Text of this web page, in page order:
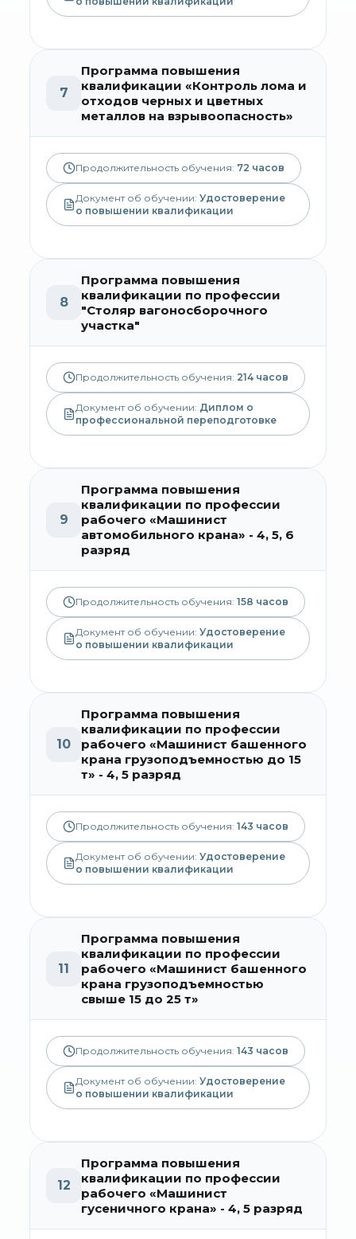
7
Программа повышения
квалификации «Контроль лома и
отходов черных и цветных
металлов на взрывоопасность»
Продолжительность обучения: 72 часов
Документ об обучении: Удостоверение
о повышении квалификации
8
Программа повышения
квалификации по профессии
"Столяр вагоносборочного
участка"
Продолжительность обучения: 214 часов
Документ об обучении: Диплом о
профессиональной переподготовке
9
Программа повышения
квалификации по профессии
рабочего «Машинист
автомобильного крана» - 4, 5, 6
разряд
Продолжительность обучения: 158 часов
Документ об обучении: Удостоверение
о повышении квалификации
10
Программа повышения
квалификации по профессии
рабочего «Машинист башенного
крана грузоподъемностью до 15
т» - 4, 5 разряд
Продолжительность обучения: 143 часов
Документ об обучении: Удостоверение
о повышении квалификации
11
Программа повышения
квалификации по профессии
рабочего «Машинист башенного
крана грузоподъемностью
свыше 15 до 25 т»
Продолжительность обучения: 143 часов
Документ об обучении: Удостоверение
о повышении квалификации
12
Программа повышения
квалификации по профессии
рабочего «Машинист
гусеничного крана» - 4, 5 разряд